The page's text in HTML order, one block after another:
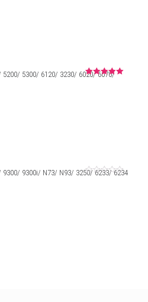
5300/ 6120/ 3230/ 6020/ 6070/
9300i/ N73/ N93/ 3250/ 6233/ 6234